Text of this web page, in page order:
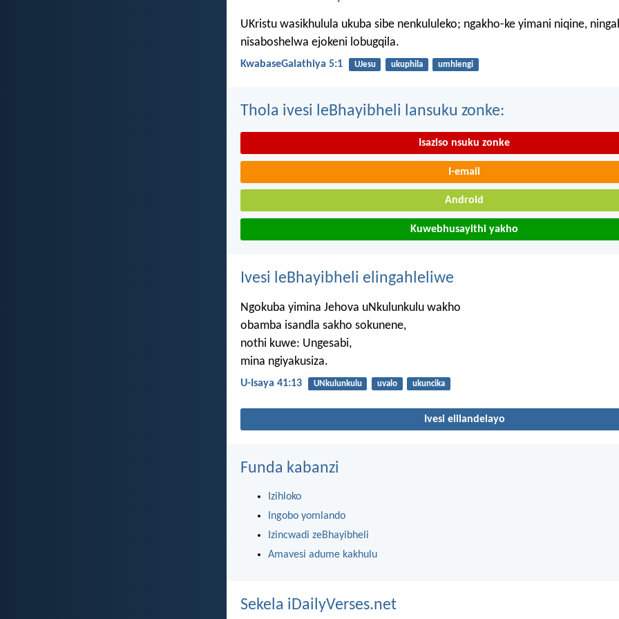
UKristu wasikhulula ukuba sibe nenkululeko; ngakho-ke yimani niqine,
nisaboshelwa ejokeni lobugqila.
KwabaseGalathiya 5:1 UJesu ukuphila umhlengi
Thola ivesi leBhayibheli lansuku zonke:
Isaziso nsuku zonke
I-email
Android
Kuwebhusayithi yakho
Ivesi leBhayibheli elingahleliwe
Ngokuba yimina Jehova uNkulunkulu wakho
obamba isandla sakho sokunene,
nothi kuwe: Ungesabi,
mina ngiyakusiza.
U-Isaya 41:13 UNkulunkulu uvalo ukuncika
Ivesi elilandelayo
Funda kabanzi
Izihloko
Ingobo yomlando
Izincwadi zeBhayibheli
Amavesi adume kakhulu
Sekela iDailyVerses.net